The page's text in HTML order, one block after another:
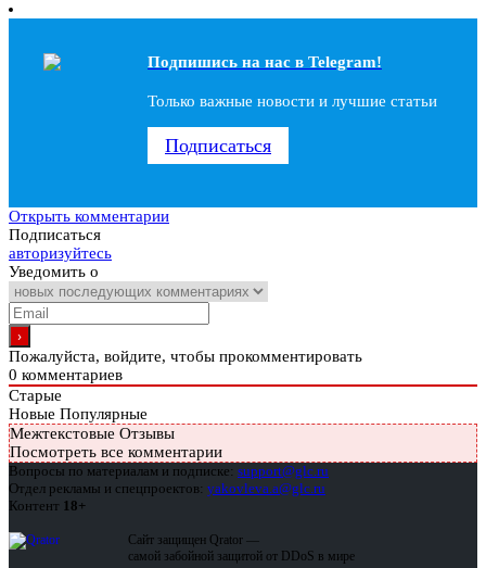
Подпишись на наc в Telegram!
Только важные новости и лучшие статьи
Подписаться
Открыть комментарии
Подписаться
авторизуйтесь
Уведомить о
Пожалуйста, войдите, чтобы прокомментировать
0 комментариев
Старые
Новые Популярные
Межтекстовые Отзывы
Посмотреть все комментарии
Вопросы по материалам и подписке: support@glc.ru
Отдел рекламы и спецпроектов: yakovleva.a@glc.ru
Контент 18+
Сайт защищен Qrator —
самой забойной защитой от DDoS в мире